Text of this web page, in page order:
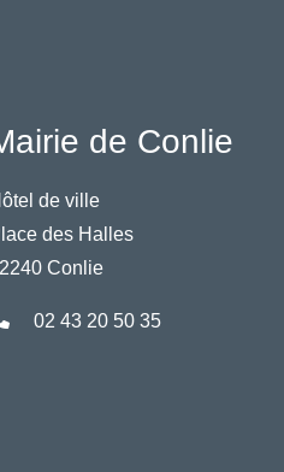
de Conlie
de ville
des Halles
Conlie
02 43 20 50 35